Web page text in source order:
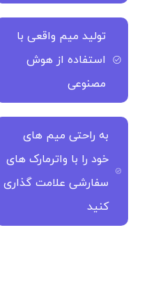
تولید میم واقعی با
استفاده از هوش
مصنوعی
به راحتی میم های
خود را با واترمارک های
سفارشی علامت گذاری
کنید